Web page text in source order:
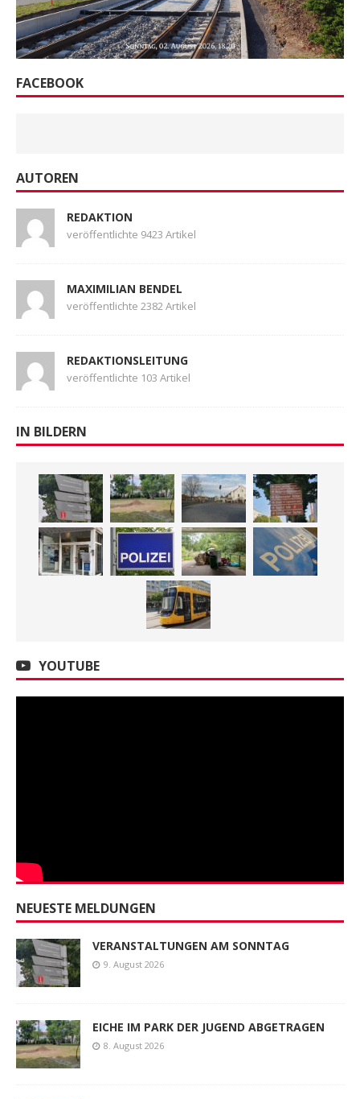
FACEBOOK
AUTOREN
REDAKTION
veröffentlichte 9423 Artikel
MAXIMILIAN BENDEL
veröffentlichte 2382 Artikel
REDAKTIONSLEITUNG
veröffentlichte 103 Artikel
IN BILDERN
YOUTUBE
NEUESTE MELDUNGEN
VERANSTALTUNGEN AM SONNTAG
9. August 2026
EICHE IM PARK DER JUGEND ABGETRAGEN
8. August 2026